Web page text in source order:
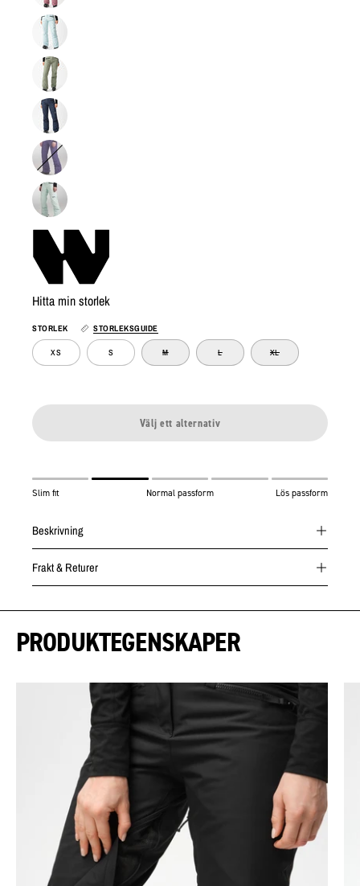
Hitta min storlek
STORLEK STORLEKSGUIDE
XS S M L XL
Välj ett alternativ
Slim fit Normal passform Lös passform
Beskrivning
Frakt & Returer
PRODUKTEGENSKAPER